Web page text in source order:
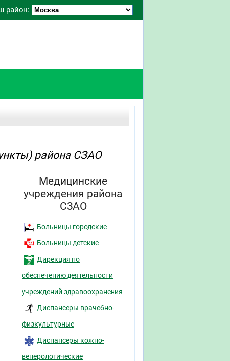
район:
района СЗАО
Медицинские
учреждения района
СЗАО
Больницы городские
Больницы детские
Дирекция по
обеспечению деятельности
учреждений здравоохранения
Диспансеры врачебно-
физкультурные
Диспансеры кожно-
венерологические